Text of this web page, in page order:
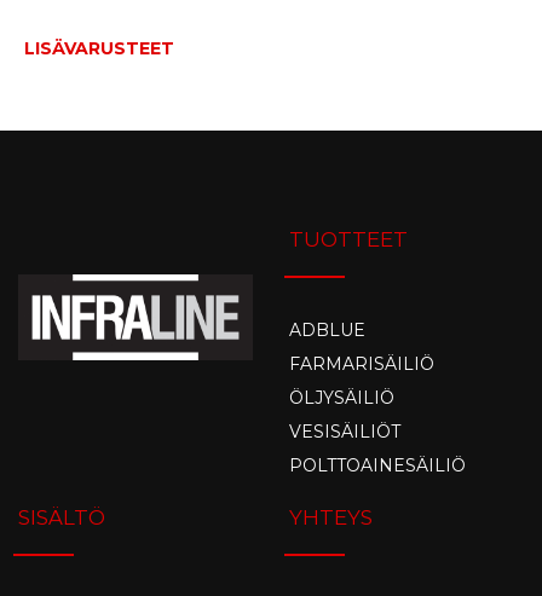
LISÄVARUSTEET
TUOTTEET
ADBLUE
FARMARISÄILIÖ
ÖLJYSÄILIÖ
VESISÄILIÖT
POLTTOAINESÄILIÖ
SISÄLTÖ YHTEYS